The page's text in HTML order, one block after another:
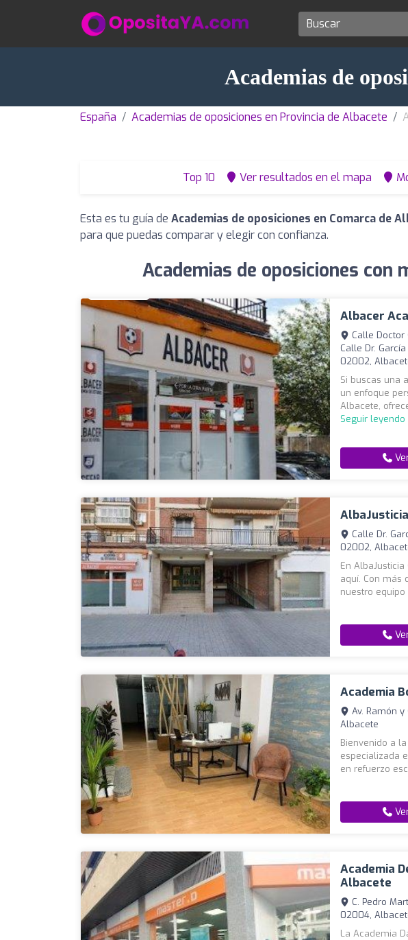
Academias de
España Academias de oposiciones en Provincia de Albacete
Top 10 Ver resultados en el mapa
Esta es tu guía de Academias de oposiciones en Comarca de
para que puedas comparar y elegir con confianza.
Academias de oposiciones con
Albacer
Calle Doctor
Calle Dr.
02002,
Si buscas una
un enfoque
Albacete,
Seguir leyendo
Calle Dr.
02002,
En
aquí. Con más
nuestro
Academia
Av. Ramón
Albacete
Bienvenido a
especializada
en refuerzo
Academia
Albacete
C. Pedro
02004,
La Academia